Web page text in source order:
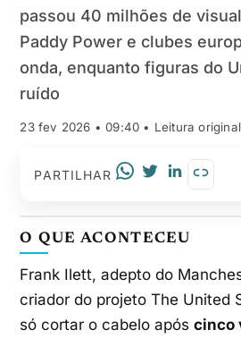
passou 40 milhões de
Paddy Power e clubes
onda, enquanto figuras do
ruído
23 fev 2026 • 09:40 • Leitura
PARTILHAR
O QUE ACONTECEU
Frank Ilett, adepto do Manchester United e
criador do projeto The United
só cortar o cabelo apóscinco